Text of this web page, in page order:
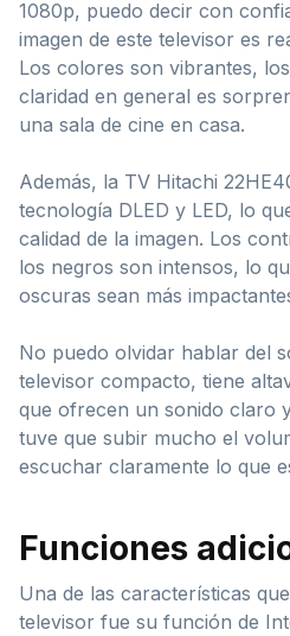
1080p, puedo decir con
imagen de este televisor es
Los colores son vibrantes,
claridad en general es
una sala de cine en casa.
Además, la TV Hitachi
tecnología DLED y LED, lo
calidad de la imagen. Los
los negros son intensos, lo
oscuras sean más
No puedo olvidar hablar del
televisor compacto, tiene
que ofrecen un sonido claro
tuve que subir mucho el
escuchar claramente lo que
Funciones
Una de las características
televisor fue su función de